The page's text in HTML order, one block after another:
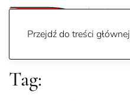
Przejdź do treści głównej
Tag: